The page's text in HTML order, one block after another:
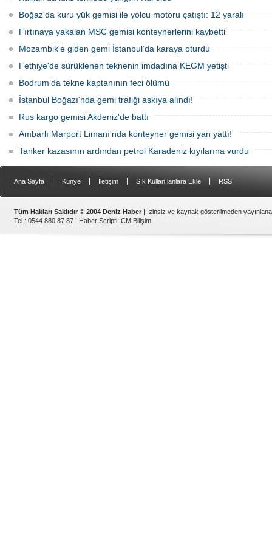
Boğaz'da kuru yük gemisi ile yolcu motoru çatıştı: 12 yaralı
Fırtınaya yakalan MSC gemisi konteynerlerini kaybetti
Mozambik'e giden gemi İstanbul’da karaya oturdu
Fethiye'de sürüklenen teknenin imdadına KEGM yetişti
Bodrum’da tekne kaptanının feci ölümü
İstanbul Boğazı'nda gemi trafiği askıya alındı!
Rus kargo gemisi Akdeniz'de battı
Ambarlı Marport Limanı'nda konteyner gemisi yan yattı!
Tanker kazasının ardından petrol Karadeniz kıyılarına vurdu
Ana Sayfa Künye İletişim Sık Kullanılanlara Ekle RSS
Tüm Hakları Saklıdır © 2004 Deniz Haber | İzinsiz ve kaynak gösterilmeden
Tel : 0544 880 87 87 | Haber Scripti: CM Bilişim